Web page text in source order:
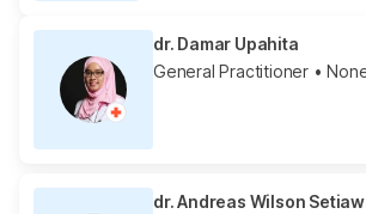
dr. Damar Upahita
General Practitioner •
dr. Andreas Wilson